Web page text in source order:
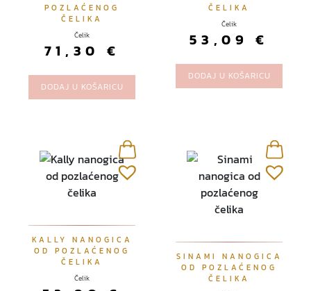
POZLAĆENOG
ČELIKA
Čelik
71,30 €
DODAJ U KOŠARICU
ČELIKA
Čelik
53,09 €
DODAJ U KOŠARICU
KALLY NANOGICA
OD POZLAĆENOG
ČELIKA
Čelik
SINAMI NANOGICA
OD POZLAĆENOG
ČELIKA